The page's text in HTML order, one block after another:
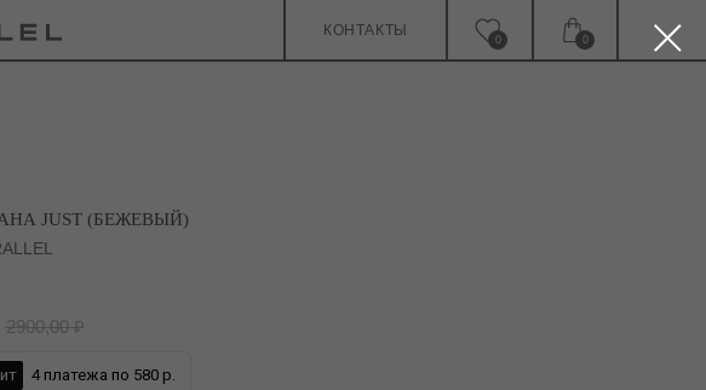
КОНТАКТЫ
0
0
JUST (БЕЖЕВЫЙ)
2900,00 ₽
4 платежа по 580 р.